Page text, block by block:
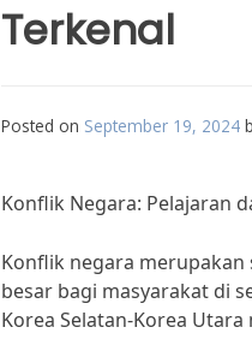
Terkenal
Posted on September 19, 2024
Konflik Negara: Pelajaran
Konflik negara
besar bagi masyarakat di
Korea Selatan-Korea